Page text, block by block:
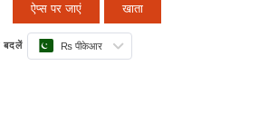
ऐप्स पर जाएं खाता
बदलें ₨ पीकेआर